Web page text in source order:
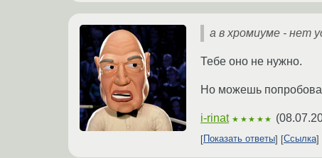
а в хромиуме - нет
Тебе оно не нужно.
Но можешь
i-rinat ★★★★★ (
Показать ответы Ссылка